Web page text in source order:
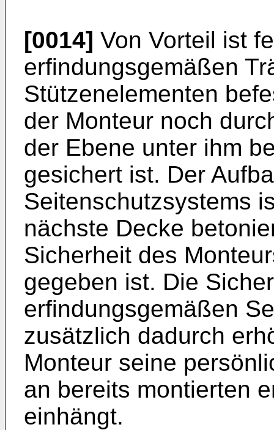
[0014] Von Vorteil ist
erfindungsgemäßen
Stützenelementen
der Monteur noch
der Ebene unter ihm
gesichert ist. Der
Seitenschutzsystems
nächste Decke
Sicherheit des
gegeben ist. Die
erfindungsgemäßen
zusätzlich dadurch
Monteur seine
an bereits montierten
einhängt.